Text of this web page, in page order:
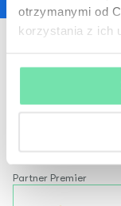
otrzymanymi od
korzystania z ich
Patron medialny
Partner Premier